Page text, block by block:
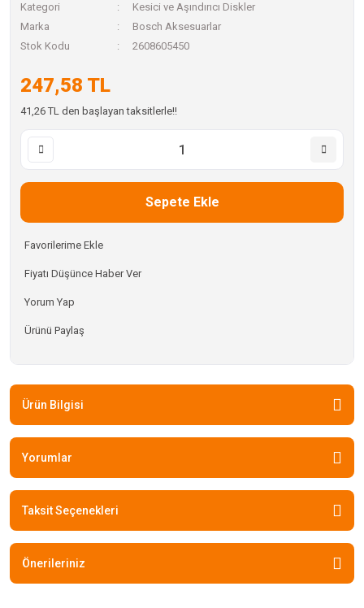
Kategori
Kesici ve Aşındırıcı Diskler
Marka
Bosch Aksesuarlar
Stok Kodu
2608605450
247,58 TL
41,26 TL den başlayan taksitlerle!!
Sepete Ekle
Fiyatı Düşünce Haber Ver
Yorum Yap
Ürünü Paylaş
Ürün Bilgisi
Yorumlar
Taksit Seçenekleri
Önerileriniz